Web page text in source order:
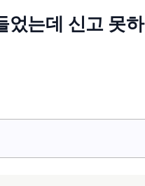
었는데 신고 못